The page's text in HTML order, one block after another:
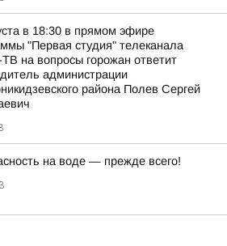
в 18:30 в прямом эфире
"Первая студия" телеканала
на вопросы горожан ответит
администрации
района Полев Сергей
на воде — прежде всего!